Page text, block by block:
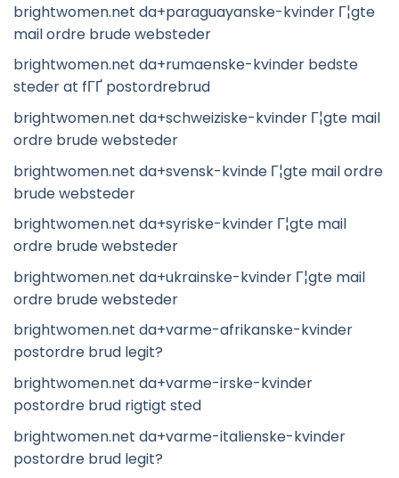
brightwomen.net da+paraguayanske-kvinder Г¦gte
mail ordre brude websteder
brightwomen.net da+rumaenske-kvinder bedste
steder at fГҐ postordrebrud
brightwomen.net da+schweiziske-kvinder Г¦gte mail
ordre brude websteder
brightwomen.net da+svensk-kvinde Г¦gte mail ordre
brude websteder
brightwomen.net da+syriske-kvinder Г¦gte mail
ordre brude websteder
brightwomen.net da+ukrainske-kvinder Г¦gte mail
ordre brude websteder
brightwomen.net da+varme-afrikanske-kvinder
postordre brud legit?
brightwomen.net da+varme-irske-kvinder
postordre brud rigtigt sted
brightwomen.net da+varme-italienske-kvinder
postordre brud legit?